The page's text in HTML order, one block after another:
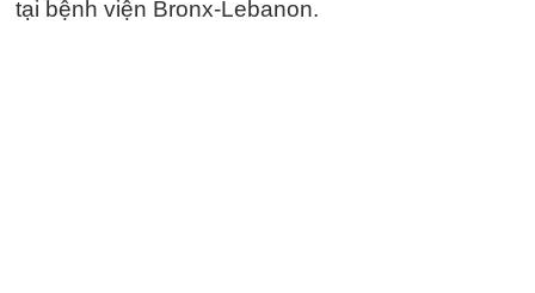
tại bệnh viện Bronx-Lebanon.